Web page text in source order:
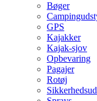
Bøger
GPS
Kajakker
Kajak-sjov
Opbevaring
Pagajer
Rotøj